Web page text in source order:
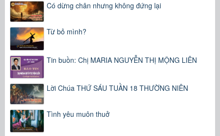
Có dừng chân nhưng không đứng lại
Từ bỏ mình?
Tin buồn: Chị MARIA NGUYỄN THỊ MỘNG LIÊN
Lời Chúa THỨ SÁU TUẦN 18 THƯỜNG NIÊN
Tình yêu muôn thuở